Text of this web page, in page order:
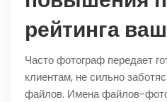
рейтинга
Часто фотограф передает
клиентам, не сильно
файлов. Имена файлов-